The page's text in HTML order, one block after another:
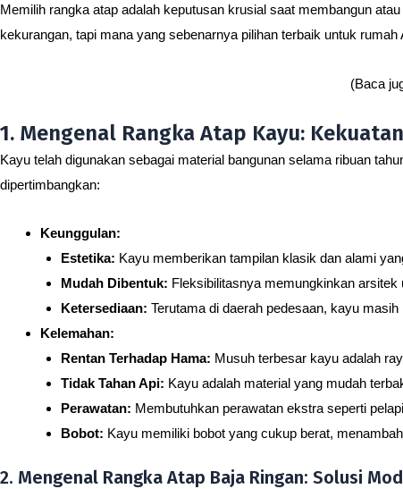
Memilih rangka atap adalah keputusan krusial saat membangun
kekurangan, tapi mana yang sebenarnya pilihan terbaik untuk
(Baca
1. Mengenal Rangka Atap Kayu:
Kayu telah digunakan sebagai material bangunan selama ribuan
dipertimbangkan:
Keunggulan:
Estetika: Kayu memberikan tampilan klasik dan alami
Mudah Dibentuk: Fleksibilitasnya memungkinkan
Ketersediaan: Terutama di daerah pedesaan, kayu
Kelemahan:
Rentan Terhadap Hama: Musuh terbesar kayu adalah
Tidak Tahan Api: Kayu adalah material yang mudah
Perawatan: Membutuhkan perawatan ekstra seperti
Bobot: Kayu memiliki bobot yang cukup berat,
2. Mengenal Rangka Atap Baja Ringan: Solusi